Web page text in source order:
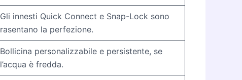
Gli innesti Quick Connect e Snap-Lock sono
rasentano la perfezione.
Bollicina personalizzabile e persistente, se
l’acqua è fredda.